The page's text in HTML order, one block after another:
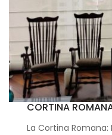
CORTINA
La Cortina Romana: